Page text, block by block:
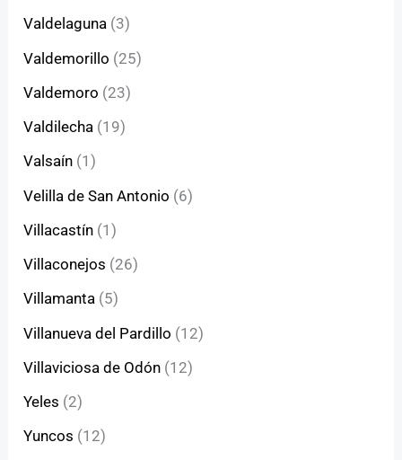
Valdelaguna (3)
Valdemorillo (25)
Valdemoro (23)
Valdilecha (19)
Valsaín (1)
Velilla de San Antonio (6)
Villacastín (1)
Villaconejos (26)
Villamanta (5)
Villanueva del Pardillo (12)
Villaviciosa de Odón (12)
Yeles (2)
Yuncos (12)